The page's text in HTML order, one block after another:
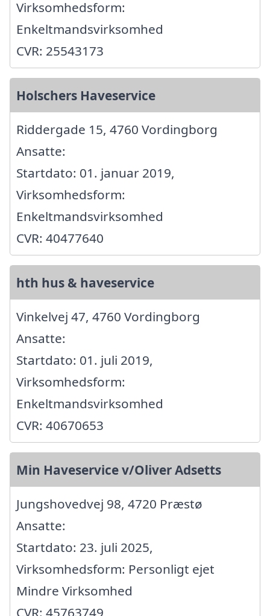
Virksomhedsform:
Enkeltmandsvirksomhed
CVR: 25543173
Holschers Haveservice
Riddergade 15, 4760 Vordingborg
Ansatte:
Startdato: 01. januar 2019,
Virksomhedsform:
Enkeltmandsvirksomhed
CVR: 40477640
hth hus & haveservice
Vinkelvej 47, 4760 Vordingborg
Ansatte:
Startdato: 01. juli 2019,
Virksomhedsform:
Enkeltmandsvirksomhed
CVR: 40670653
Min Haveservice v/Oliver Adsetts
Jungshovedvej 98, 4720 Præstø
Ansatte:
Startdato: 23. juli 2025,
Virksomhedsform: Personligt ejet
Mindre Virksomhed
CVR: 45763749